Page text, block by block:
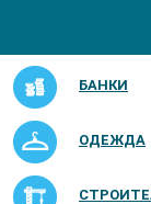
БАНКИ
ОДЕЖДА